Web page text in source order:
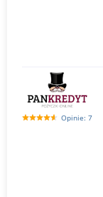
Opinie: 7